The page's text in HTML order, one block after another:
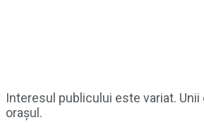
Interesul publicului este variat.
orașul.